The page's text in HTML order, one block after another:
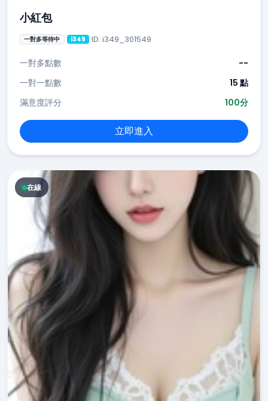
小紅包
一對多等待中 i349 ID: i349_301549
一對多點數
--
一對一點數
15 點
滿意度評分
100分
立即進入
在線